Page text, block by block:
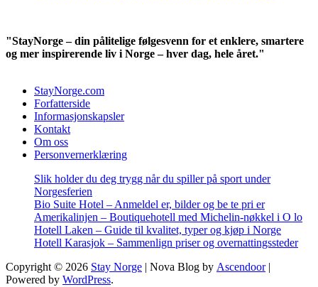
"StayNorge – din pålitelige følgesvenn for et enklere, smartere
og mer inspirerende liv i Norge – hver dag, hele året."
StayNorge.com
Forfatterside
Informasjonskapsler
Kontakt
Om oss
Personvernerklæring
Slik holder du deg trygg når du spiller på sport under
Norgesferien
Bio Suite Hotel – Anmeldel er, bilder og be te pri er
Amerikalinjen – Boutiquehotell med Michelin-nøkkel i O lo
Hotell Laken – Guide til kvalitet, typer og kjøp i Norge
Hotell Karasjok – Sammenlign priser og overnattingssteder
Copyright © 2026 Stay Norge | Nova Blog by Ascendoor|
Powered by WordPress.